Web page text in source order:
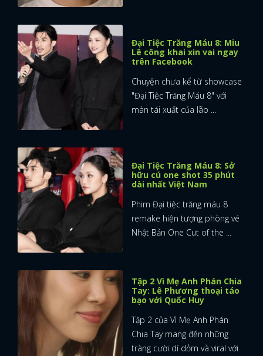
Đại Tiệc Trăng Máu 8: Miu
Lê công khai xin vai ngay
trên Facebook
Chuyện chưa kể từ showcase
"Đại Tiệc Trăng Máu 8" với
màn tái xuất của lão ...
Đại Tiệc Trăng Máu 8: Sở
hữu cú one shot 35 phút
dài nhất Việt Nam
Phim Đại tiệc trăng máu 8
remake hiện tượng phòng vé
Nhật Bản One Cut of the ...
Tập 2 Vì Mẹ Anh Phán Chia
Tay: Lê Phương thoại táo
bạo với Quốc Huy
Tập 2 của Vì Mẹ Anh Phán
Chia Tay mang đến những
tràng cười dí dỏm và viral với